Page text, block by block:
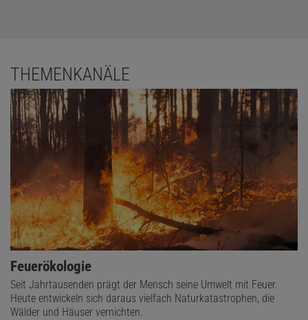
THEMENKANÄLE
Feuerökologie
Seit Jahrtausenden prägt der Mensch seine Umwelt mit Feuer.
Heute entwickeln sich daraus vielfach Naturkatastrophen, die
Wälder und Häuser vernichten.